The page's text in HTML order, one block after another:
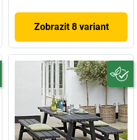
Zobrazit 8 variant